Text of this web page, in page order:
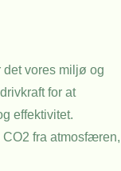
det vores miljø og
for at
effektivitet.
fra atmosfæren,